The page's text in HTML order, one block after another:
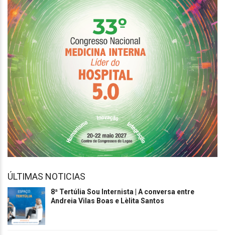
ÚLTIMAS NOTICIAS
8ª Tertúlia Sou Internista | A conversa entre
Andreia Vilas Boas e Lèlita Santos